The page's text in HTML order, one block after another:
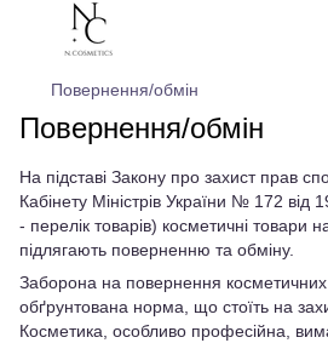
Повернення/обмін
Повернення/обмін
На підставі Закону про захист прав
Кабінету Міністрів України № 172
- перелік товарів) косметичні товари
підлягають поверненню та обміну.
Заборона на повернення
обґрунтована норма, що стоїть на
Косметика, особливо професійна,